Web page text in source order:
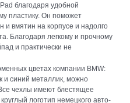
благодаря удобной
пластику. Он поможет
и вмятин на корпусе и надолго
Благодаря легкому и прочному
и практически не
цветах компании BMW:
и синий металлик, можно
чехлы имеют блестящее
логотип немецкого авто-